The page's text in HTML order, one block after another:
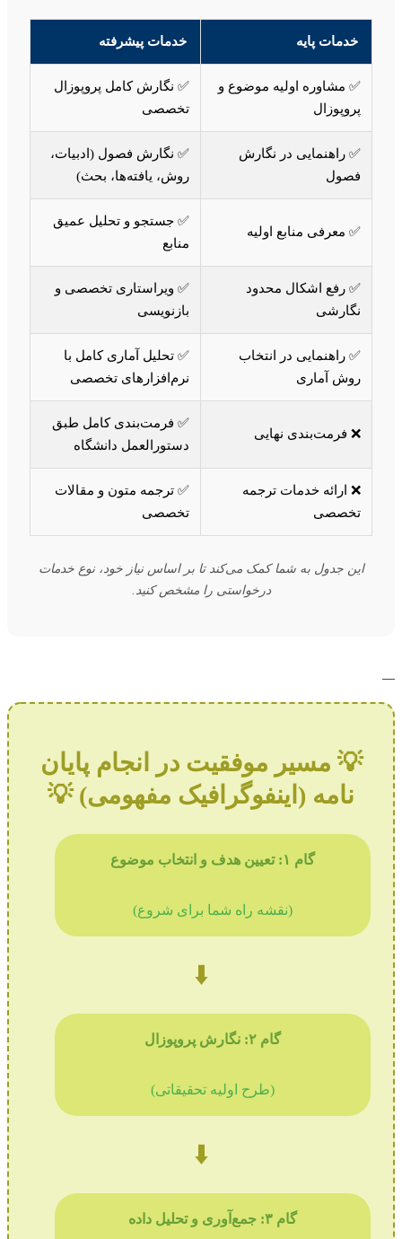
خدمات پایه خدمات پیشرفته
✅ مشاوره اولیه موضوع و
پروپوزال
✅ نگارش کامل پروپوزال
تخصصی
✅ راهنمایی در نگارش
فصول
✅ نگارش فصول (ادبیات،
روش، یافته‌ها، بحث)
✅ معرفی منابع اولیه
✅ جستجو و تحلیل عمیق
✅ رفع اشکال محدود
نگارشی
✅ ویراستاری تخصصی و
بازنویسی
✅ راهنمایی در انتخاب
روش آماری
✅ تحلیل آماری کامل با
نرم‌افزارهای تخصصی
❌ فرمت‌بندی نهایی
✅ فرمت‌بندی کامل طبق
دستورالعمل دانشگاه
❌ ارائه خدمات ترجمه
تخصصی
✅ ترجمه متون و مقالات
تخصصی
این جدول به شما کمک می‌کند تا بر اساس نیاز خود، نوع خدمات
درخواستی را مشخص کنید.
💡 مسیر موفقیت در انجام پایان
نامه (اینفوگرافیک مفهومی) 💡
(نقشه راه شما برای شروع)
(طرح اولیه تحقیقاتی)